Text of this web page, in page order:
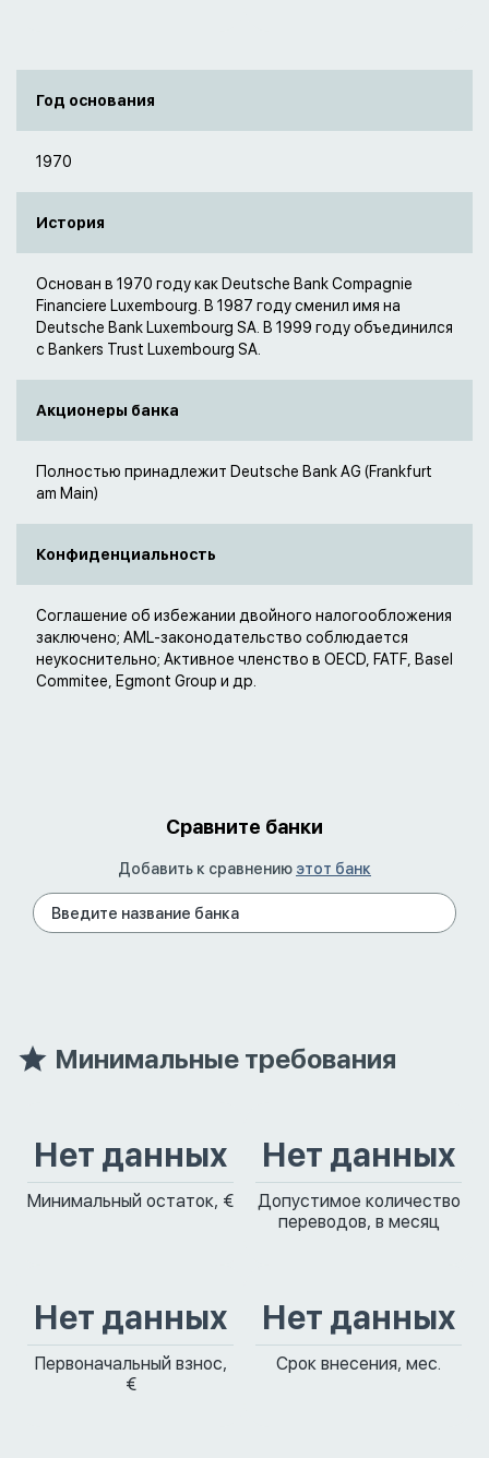
Год основания
1970
История
Основан в 1970 году как Deutsche Bank Compagnie
Financiere Luxembourg. В 1987 году сменил имя на
Deutsche Bank Luxembourg SA. В 1999 году объединился
с Bankers Trust Luxembourg SA.
Акционеры банка
Полностью принадлежит Deutsche Bank AG (Frankfurt
am Main)
Конфиденциальность
Соглашение об избежании двойного налогообложения
заключено; AML-законодательство соблюдается
неукоснительно; Активное членство в OECD, FATF, Basel
Commitee, Egmont Group и др.
Сравните банки
Добавить к сравнению этот банк
Минимальные требования
Нет данных
Минимальный остаток, €
Нет данных
Допустимое количество
переводов, в месяц
Нет данных
Первоначальный взнос,
€
Нет данных
Срок внесения, мес.